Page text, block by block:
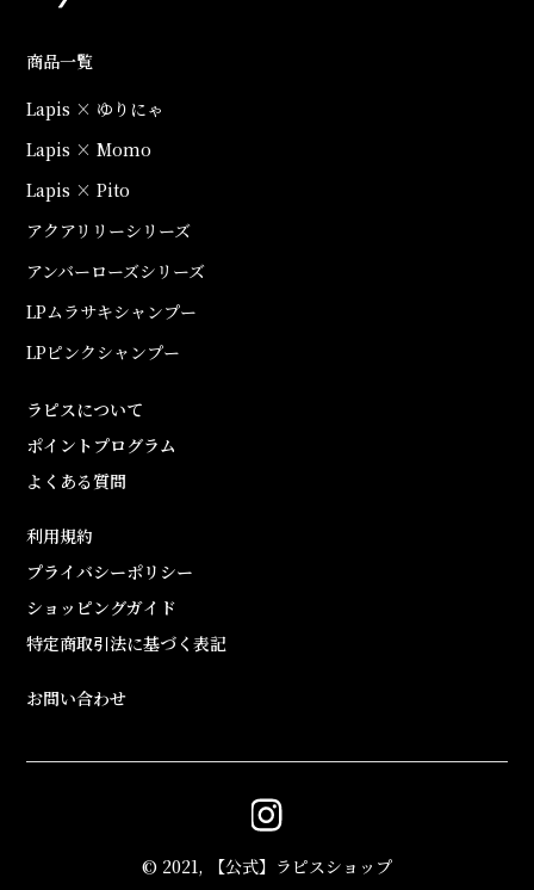
商品一覧
Lapis × ゆりにゃ
Lapis × Momo
Lapis × Pito
アクアリリーシリーズ
アンバーローズシリーズ
LPムラサキシャンプー
LPピンクシャンプー
ラピスについて
ポイントプログラム
よくある質問
利用規約
プライバシーポリシー
ショッピングガイド
特定商取引法に基づく表記
お問い合わせ
© 2021, 【公式】ラピスショップ